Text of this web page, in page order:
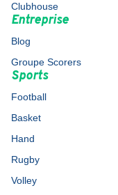
Clubhouse
Entreprise
Blog
Groupe Scorers
Sports
Football
Basket
Hand
Rugby
Volley